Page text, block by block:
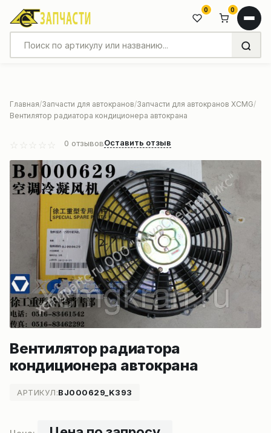
0 0
Главная Запчасти для автокранов Запчасти для автокранов XCMG
Вентилятор радиатора кондиционера автокрана
0 отзывовОставить отзыв
Вентилятор радиатора
кондиционера автокрана
АРТИКУЛ:BJ000629_K393